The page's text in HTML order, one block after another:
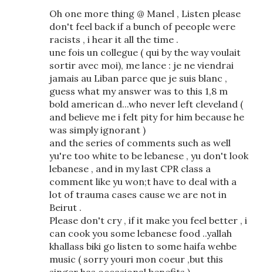
Oh one more thing @ Manel , Listen please
don't feel back if a bunch of peeople were
racists , i hear it all the time .
une fois un collegue ( qui by the way voulait
sortir avec moi), me lance : je ne viendrai
jamais au Liban parce que je suis blanc ,
guess what my answer was to this 1,8 m
bold american d...who never left cleveland (
and believe me i felt pity for him because he
was simply ignorant )
and the series of comments such as well
yu're too white to be lebanese , yu don't look
lebanese , and in my last CPR class a
comment like yu won;t have to deal with a
lot of trauma cases cause we are not in
Beirut .
Please don't cry , if it make you feel better , i
can cook you some lebanese food ..yallah
khallass biki go listen to some haifa wehbe
music ( sorry youri mon coeur ,but this